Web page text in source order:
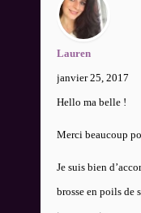
Lauren
janvier 25, 2017
Hello ma belle !
Merci beaucoup
Je suis bien
brosse en poils de